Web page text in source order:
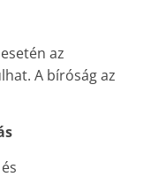
az
A bíróság az